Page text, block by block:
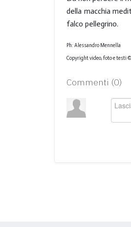
della macchia
falco pellegrino.
Ph: Alessandro Mennella
Copyright video, foto e testi
Commenti (0)